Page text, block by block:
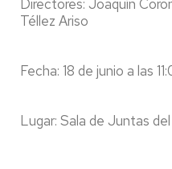
Directores: Joaquín
Téllez Ariso
Fecha: 18 de junio a las
Lugar: Sala de Juntas